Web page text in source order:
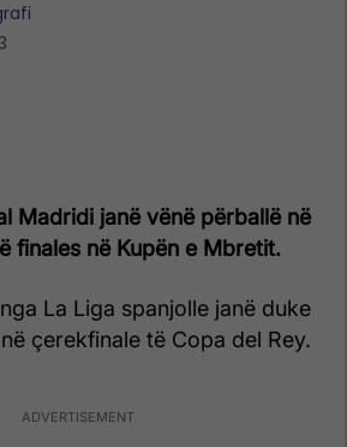
Madridi janë vënë përballë në
finales në Kupën e Mbretit.
La Liga spanjolle janë duke
çerekfinale të Copa del Rey.